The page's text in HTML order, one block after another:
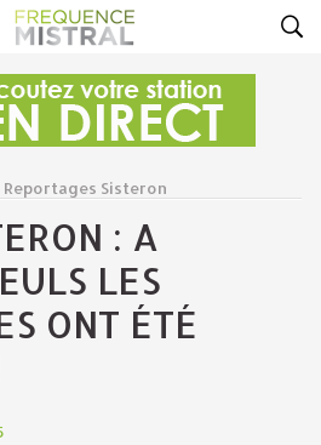
Reportages Sisteron
: A
LES
ONT ÉTÉ